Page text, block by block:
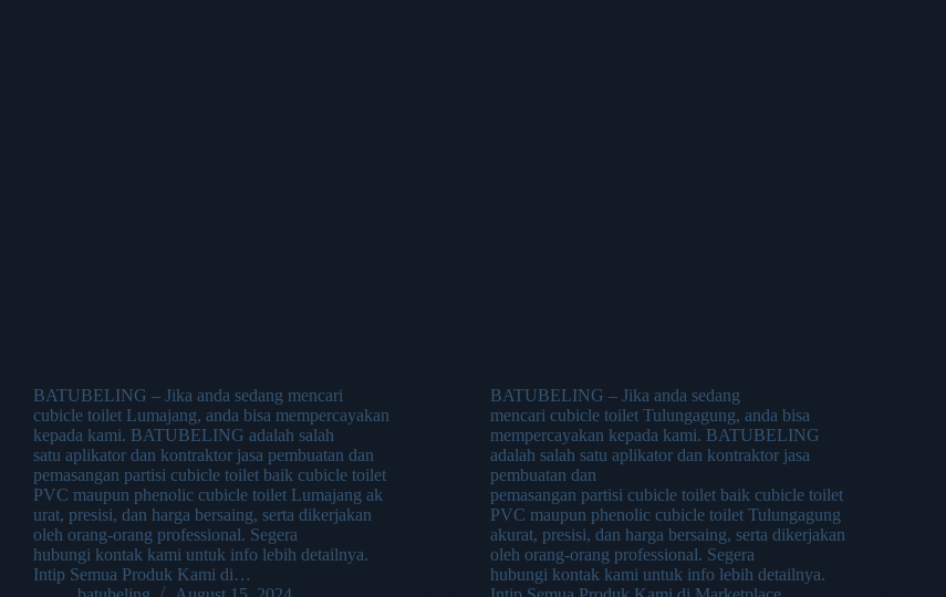
BATUBELING – Jika anda sedang mencari
cubicle toilet Lumajang, anda bisa mempercayakan
kepada kami. BATUBELING adalah salah
satu aplikator dan kontraktor jasa pembuatan dan
pemasangan partisi cubicle toilet baik cubicle toilet
PVC maupun phenolic cubicle toilet Lumajang ak
urat, presisi, dan harga bersaing, serta dikerjakan
oleh orang-orang professional. Segera
hubungi kontak kami untuk info lebih detailnya.
Intip Semua Produk Kami di…
BATUBELING – Jika anda sedang
mencari cubicle toilet Tulungagung, anda bisa
mempercayakan kepada kami. BATUBELING
adalah salah satu aplikator dan kontraktor jasa
pembuatan dan
pemasangan partisi cubicle toilet baik cubicle toilet
PVC maupun phenolic cubicle toilet Tulungagung
akurat, presisi, dan harga bersaing, serta dikerjakan
oleh orang-orang professional. Segera
hubungi kontak kami untuk info lebih detailnya.